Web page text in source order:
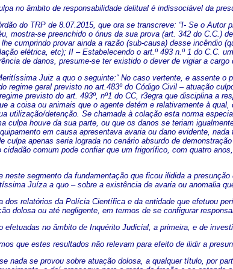
no âmbito de responsabilidade delitual é indissociável da
do TRP de 8.07.2015, que ora se transcreve: “I- Se o
mostra-se preenchido o ónus da sua prova (art. 342 do C.C.)
lhe cumprindo provar ainda a razão (sub-causa) desse incêndio
elétrica, etc); II – Estabelecendo o art.º 493 n.º 1 do C.C.
de danos, presume-se ter existido o dever de vigiar a
Juiz a quo o seguinte:“ No caso vertente, e assente
regime geral previsto no art.483º do Código Civil – atuação
previsto do art. 493º, nº1 do CC, r3egra que disciplina a
a coisa ou animais que o agente detém e relativamente à
utilização/detenção. Se chamada à colação esta norma
culpa houve da sua parte, ou que os danos se teriam
em causa apresentava avaria ou dano evidente,
culpa apenas seria lograda no cenário absurdo de
cidadão comum pode confiar que um frigorífico, com quatro
neste segmento da fundamentação que ficou ilidida a
Juíza a quo – sobre a existência de avaria ou anomalia
dos relatórios da Polícia Científica e da entidade que efetuou
dolosa ou até negligente, em termos de se configurar
efetuadas no âmbito de Inquérito Judicial, a primeira, e de
que estes resultados não relevam para efeito de ilidir a
nada se provou sobre atuação dolosa, a qualquer título, por